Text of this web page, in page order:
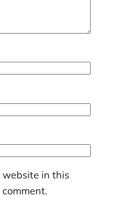
website in this